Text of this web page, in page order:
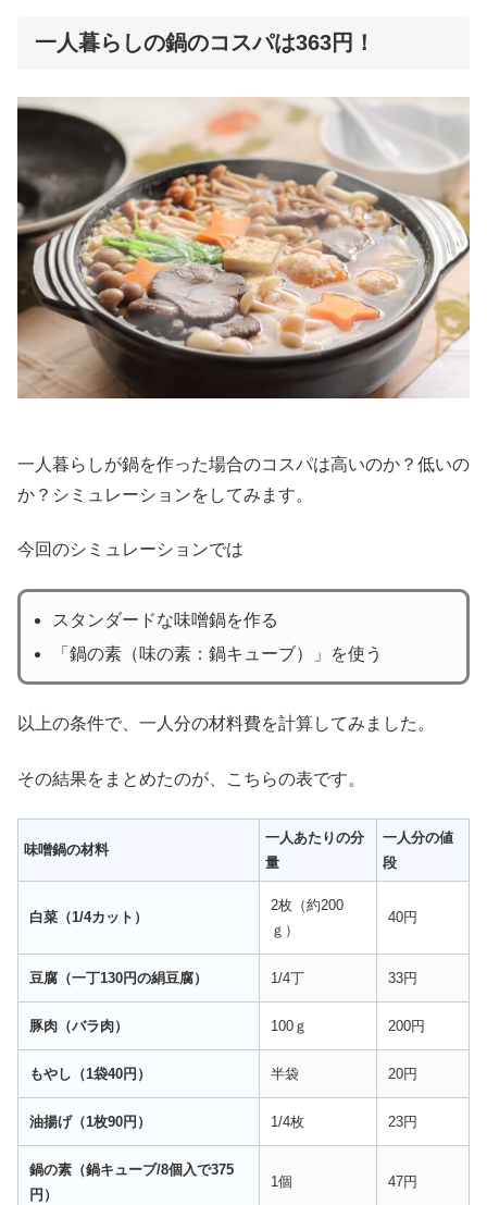
一人暮らしの鍋のコスパは363円！
一人暮らしが鍋を作った場合のコスパは高いのか？低いの
か？シミュレーションをしてみます。
今回のシミュレーションでは
スタンダードな味噌鍋を作る
「鍋の素（味の素：鍋キューブ）」を使う
以上の条件で、一人分の材料費を計算してみました。
その結果をまとめたのが、こちらの表です。
味噌鍋の材料
一人あたりの分
量
一人分の値
段
白菜（1/4カット）
2枚（約200
ｇ）
40円
豆腐（一丁130円の絹豆腐） 1/4丁 33円
豚肉（バラ肉） 100ｇ 200円
もやし（1袋40円） 半袋 20円
油揚げ（1枚90円） 1/4枚 23円
鍋の素（鍋キューブ/8個入で375
円）
1個 47円